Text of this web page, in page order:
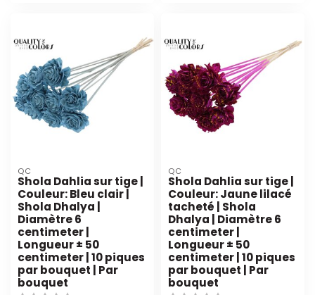
QC
Shola Dahlia sur tige |
Couleur: Bleu clair |
Shola Dhalya |
Diamètre 6
centimeter |
Longueur ± 50
centimeter | 10 piques
par bouquet | Par
bouquet
QC
Shola Dahlia sur tige |
Couleur: Jaune lilacé
tacheté | Shola
Dhalya | Diamètre 6
centimeter |
Longueur ± 50
centimeter | 10 piques
par bouquet | Par
bouquet